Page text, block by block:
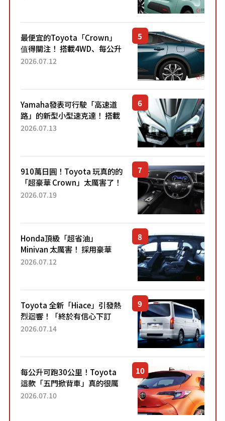
最便宜的Toyota「Crown」
值得關注！ 搭載4WD、每公升
22.4公里低油耗表現超亮眼！
2026.07.12
Yamaha發表可行駛「高速道
路」的新型小型速克達！ 搭載
能享受超強勁「渦輪感」的動
2026.07.13
910萬日圓！Toyota 玩真的的
「超豪華 Crown」太厲害了！
採用由「匠人技藝」打造的
2026.07.19
Honda頂級「超省油」
Minivan 太厲害！ 採用豪華
「真皮座椅」與專屬「黑色內
「三...
2026.07.12
Toyota 全新「Hiace」引發熱
烈迴響！「終於有信心下訂
了！」「哪個等級交車最
車？...
2026.07.14
每公升可跑30公里！Toyota
這款「五門掀背車」真的很厲
害！ 擁有全長4.3公尺的「剛剛
2026.07.10